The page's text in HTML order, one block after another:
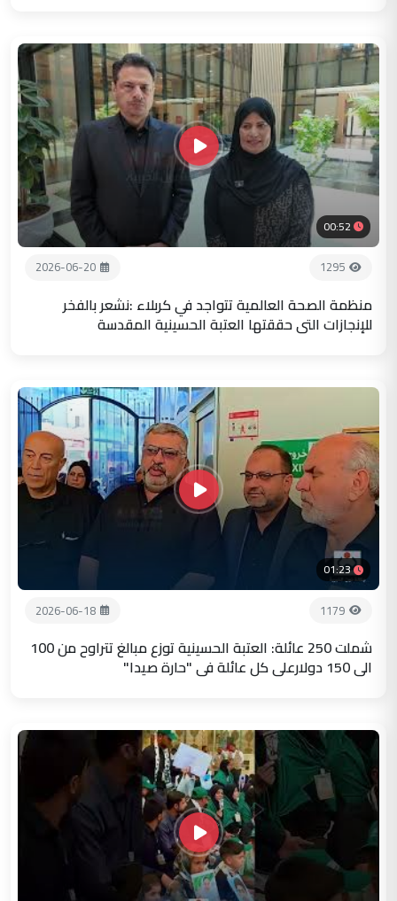
00:52
1295
2026-06-20
منظمة الصحة العالمية تتواجد في كربلاء :نشعر بالفخر
للإنجازات التي حققتها العتبة الحسينية المقدسة
01:23
1179
2026-06-18
شملت 250 عائلة: العتبة الحسينية توزع مبالغ تتراوح من 100
الى 150 دولارعلى كل عائلة في "حارة صيدا"